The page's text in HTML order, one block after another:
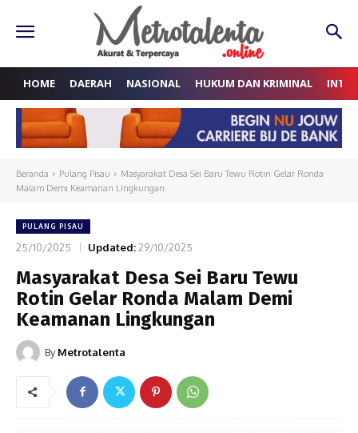
HOME DAERAH NASIONAL HUKUM DAN KRIMINAL
Beranda Pulang Pisau
Masyarakat Desa Sei Baru Tewu Rotin Gelar Ronda
Malam Demi Keamanan Lingkungan
PULANG PISAU
25/10/2025 Updated:29/10/2025
Masyarakat Desa Sei Baru Tewu
Rotin Gelar Ronda Malam Demi
Keamanan Lingkungan
By Metrotalenta